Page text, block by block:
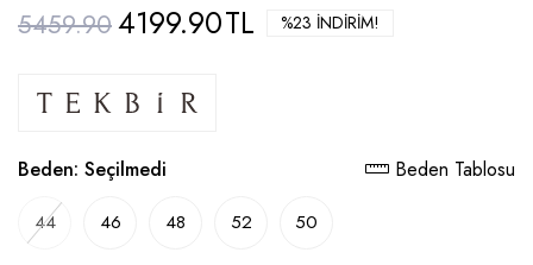
5459.904199.90TL %23 İNDIRIM!
Beden: Seçilmedi Beden Tablosu
44 46 48 52 50